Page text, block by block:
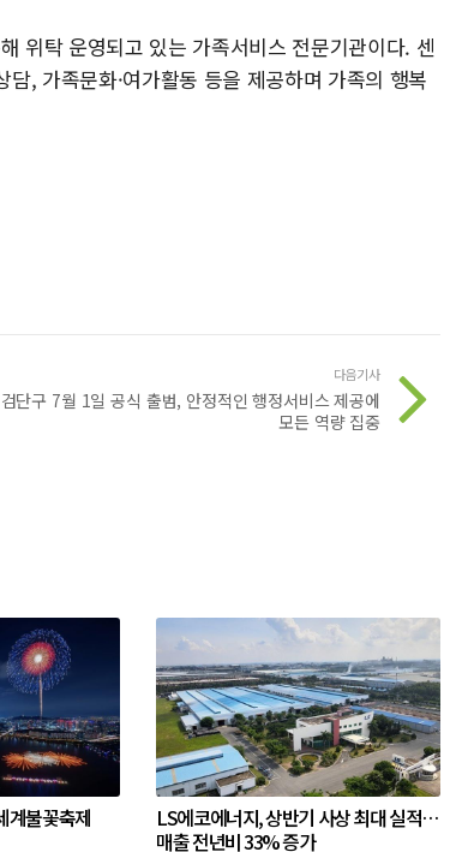
위탁 운영되고 있는 가족서비스 전문기관이다. 센
, 가족문화·여가활동 등을 제공하며 가족의 행복
다음기사
검단구 7월 1일 공식 출범, 안정적인 행정서비스 제공에
모든 역량 집중
계불꽃축제
LS에코에너지, 상반기 사상 최대 실적…
매출 전년비 33% 증가